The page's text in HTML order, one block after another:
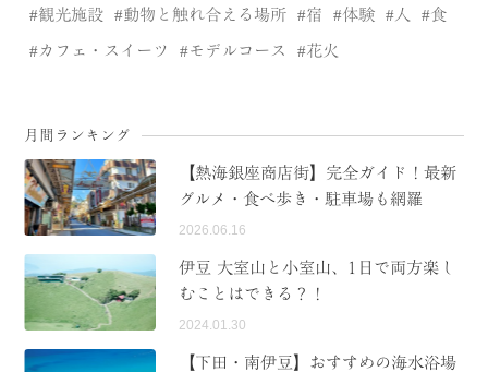
観光施設 動物と触れ合える場所 宿 体験 人 食
カフェ・スイーツ モデルコース 花火
月間ランキング
【熱海銀座商店街】完全ガイド！最新
グルメ・食べ歩き・駐車場も網羅
2026.06.16
伊豆 大室山と小室山、1日で両方楽し
むことはできる？！
2024.01.30
【下田・南伊豆】おすすめの海水浴場